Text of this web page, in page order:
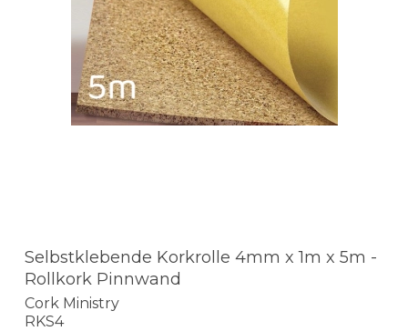
Selbstklebende Korkrolle 4mm x 1m x 5m -
Rollkork Pinnwand
Cork Ministry
RKS4